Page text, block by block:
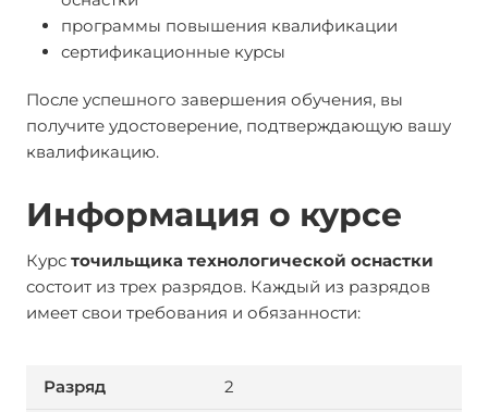
программы повышения квалификации
сертификационные курсы
После успешного завершения обучения, вы
получите удостоверение, подтверждающую вашу
квалификацию.
Информация о курсе
Курс точильщика технологической оснастки
состоит из трех разрядов. Каждый из разрядов
имеет свои требования и обязанности:
2